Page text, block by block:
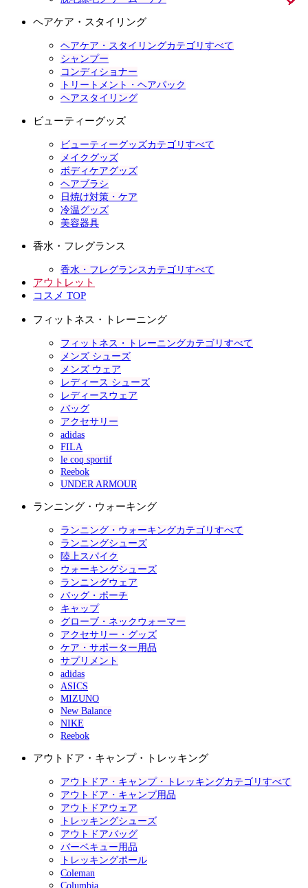
ヘアケア・スタイリング
ヘアケア・スタイリングカテゴリすべて
シャンプー
コンディショナー
トリートメント・ヘアパック
ヘアスタイリング
ビューティーグッズ
ビューティーグッズカテゴリすべて
メイクグッズ
ボディケアグッズ
ヘアブラシ
日焼け対策・ケア
冷温グッズ
美容器具
香水・フレグランス
香水・フレグランスカテゴリすべて
アウトレット
コスメ TOP
フィットネス・トレーニング
フィットネス・トレーニングカテゴリすべて
メンズ シューズ
メンズ ウェア
レディース シューズ
レディースウェア
バッグ
アクセサリー
adidas
FILA
le coq sportif
Reebok
UNDER ARMOUR
ランニング・ウォーキング
ランニング・ウォーキングカテゴリすべて
ランニングシューズ
陸上スパイク
ウォーキングシューズ
ランニングウェア
バッグ・ポーチ
キャップ
グローブ・ネックウォーマー
アクセサリー・グッズ
ケア・サポーター用品
サプリメント
adidas
ASICS
MIZUNO
New Balance
NIKE
Reebok
アウトドア・キャンプ・トレッキング
アウトドア・キャンプ・トレッキングカテゴリすべて
アウトドア・キャンプ用品
アウトドアウェア
トレッキングシューズ
アウトドアバッグ
バーベキュー用品
トレッキングポール
Coleman
Columbia